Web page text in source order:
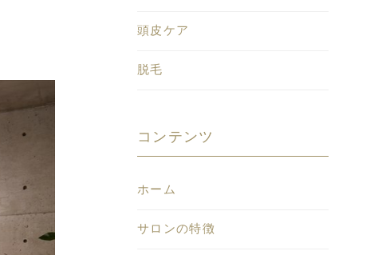
頭皮ケア
脱毛
コンテンツ
ホーム
サロンの特徴